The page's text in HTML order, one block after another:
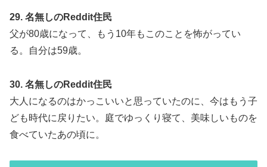
29. 名無しのReddit住民
父が80歳になって、もう10年もこのことを怖がってい
る。自分は59歳。
30. 名無しのReddit住民
大人になるのはかっこいいと思っていたのに、今はもう子
ども時代に戻りたい。庭でゆっくり寝て、美味しいものを
食べていたあの頃に。